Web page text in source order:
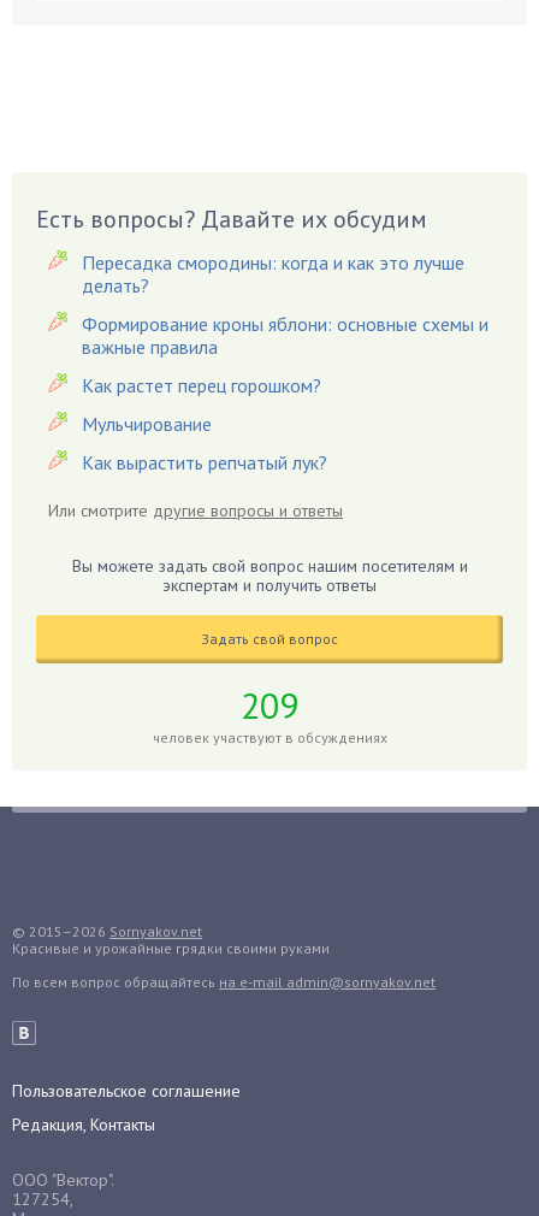
Вредители
Гардения
Гацания
Гвоздики
Георгины
Герань
Гиацинт
Гибискус
Гладиолусы
Голубика
Груши
Дайкон
Декабрист
Денежное дерево
Диффенбахия
Дыня
Есть вопросы? Давайте их обсудим
Пересадка смородины: когда и как это лучше
делать?
Формирование кроны яблони: основные схемы и
важные правила
Как растет перец горошком?
Мульчирование
Как вырастить репчатый лук?
Или смотрите другие вопросы и ответы
Вы можете задать свой вопрос нашим посетителям и
экспертам и получить ответы
Задать свой вопрос
209
человек участвуют в обсуждениях
© 2015–2026 Sornyakov.net
Красивые и урожайные грядки своими руками
По всем вопрос обращайтесь на e-mail admin@sornyakov.net
Пользовательское соглашение
Редакция, Контакты
ООО "Вектор".
127254,